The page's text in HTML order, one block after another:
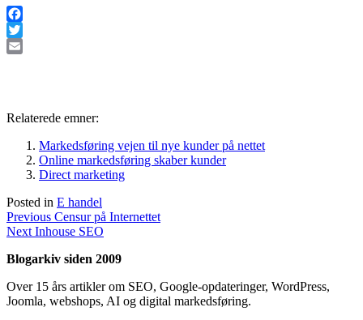
Facebook
Twitter
Relaterede emner:
Markedsføring vejen til nye kunder på nettet
Online markedsføring skaber kunder
Direct marketing
Posted in E handel
Indlægsnavigation
Previous Previous
post:
Censur på Internettet
Next Next
Inhouse SEO
Blogarkiv siden 2009
Over 15 års artikler om SEO, Google-opdateringer, WordPress,
Joomla, webshops, AI og digital markedsføring.